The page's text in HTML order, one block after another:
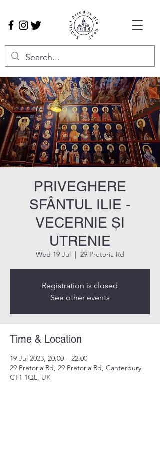
PRIVEGHERE
SFÂNTUL ILIE -
VECERNIE ȘI
UTRENIE
Wed 19 Jul
  |
29 Pretoria Rd
Registration is closed
See other events
Time & Location
19 Jul 2023, 20:00 – 22:00
29 Pretoria Rd, 29 Pretoria Rd, Canterbury
CT1 1QL, UK